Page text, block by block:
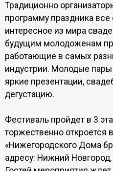
Традиционно
программу праздника
интересное из мира
будущим молодоженам
работающие в самых
индустрии. Молодые
яркие презентации,
дегустацию.
Фестиваль пройдет в 3
торжественно откроется
«Нижегородского Дома
адресу: Нижний